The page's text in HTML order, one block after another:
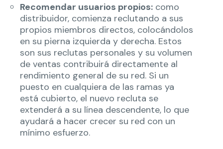
Recomendar usuarios propios: como
distribuidor, comienza reclutando a sus
propios miembros directos, colocándolos
en su pierna izquierda y derecha. Estos
son sus reclutas personales y su volumen
de ventas contribuirá directamente al
rendimiento general de su red. Si un
puesto en cualquiera de las ramas ya
está cubierto, el nuevo recluta se
extenderá a su línea descendente, lo que
ayudará a hacer crecer su red con un
mínimo esfuerzo.